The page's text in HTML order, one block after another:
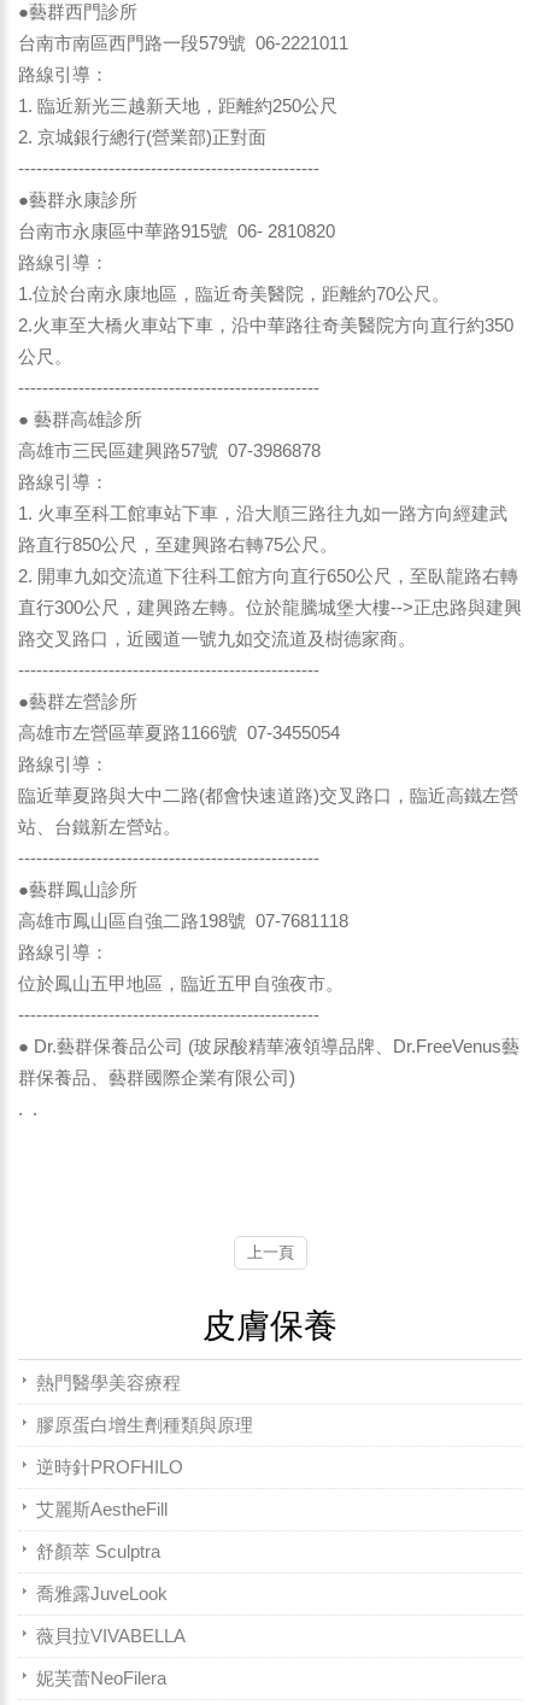
●藝群西門診所
台南市南區西門路一段579號 06-2221011
路線引導：
1. 臨近新光三越新天地，距離約250公尺
2. 京城銀行總行(營業部)正對面
--------------------------------------------------
●藝群永康診所
台南市永康區中華路915號 06- 2810820
路線引導：
1.位於台南永康地區，臨近奇美醫院，距離約70公尺。
2.火車至大橋火車站下車，沿中華路往奇美醫院方向直行約350
公尺。
--------------------------------------------------
● 藝群高雄診所
高雄市三民區建興路57號 07-3986878
路線引導：
1. 火車至科工館車站下車，沿大順三路往九如一路方向經建武
路直行850公尺，至建興路右轉75公尺。
2. 開車九如交流道下往科工館方向直行650公尺，至臥龍路右轉
直行300公尺，建興路左轉。位於龍騰城堡大樓-->正忠路與建興
路交叉路口，近國道一號九如交流道及樹德家商。
--------------------------------------------------
●藝群左營診所
高雄市左營區華夏路1166號 07-3455054
路線引導：
臨近華夏路與大中二路(都會快速道路)交叉路口，臨近高鐵左營
站、台鐵新左營站。
--------------------------------------------------
●藝群鳳山診所
高雄市鳳山區自強二路198號 07-7681118
路線引導：
位於鳳山五甲地區，臨近五甲自強夜市。
--------------------------------------------------
● Dr.藝群保養品公司 (玻尿酸精華液領導品牌、Dr.FreeVenus藝
群保養品、藝群國際企業有限公司)
. .
上一頁
皮膚保養
熱門醫學美容療程
膠原蛋白增生劑種類與原理
逆時針PROFHILO
艾麗斯AestheFill
舒顏萃 Sculptra
喬雅露JuveLook
薇貝拉VIVABELLA
妮芙蕾NeoFilera